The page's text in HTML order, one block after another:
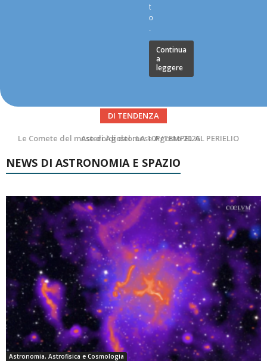
t
o
.
Continua
a
leggere
DI TENDENZA
Asteroidi del mese Agosto 2026
NEWS DI ASTRONOMIA E SPAZIO
Astronomia, Astrofisica e Cosmologia